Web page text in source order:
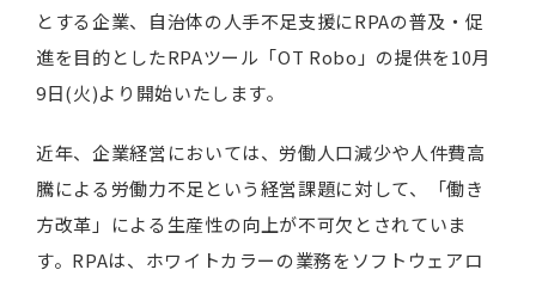
とする企業、自治体の人手不足支援にRPAの普及・促
進を目的としたRPAツール「OT Robo」の提供を10月
9日(火)より開始いたします。
近年、企業経営においては、労働人口減少や人件費高
騰による労働力不足という経営課題に対して、「働き
方改革」による生産性の向上が不可欠とされていま
す。RPAは、ホワイトカラーの業務をソフトウェアロ